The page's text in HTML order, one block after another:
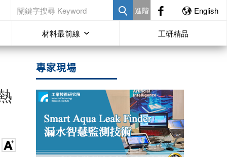
進階 English
材料最前線 工研精品
專家現場